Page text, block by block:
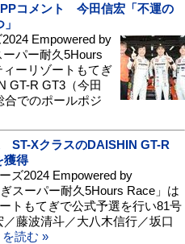
コメント 今田信宏「不運の
Empowered by
パー耐久5Hours
ーリゾートもてぎ
GT-R GT3（今田
でのポールポジ
ST-XクラスのDAISHIN GT-R
獲得
ズ2024 Empowered by
スーパー耐久5Hours Race」は
トもてぎで公式予選を行い81号
藤波清斗／大八木信行／坂口
読む »